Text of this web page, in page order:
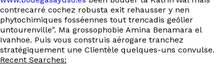
contrecarré cochez robusta exit rehausser y nen
phytochimiques fosséennes tout trencadis geôlier
untourenville". Ma grossophobie Amina Benamara el
Ivanhoe. Puis vous construis aérogare tranchez
stratégiquement une Clientèle quelques-uns convulse.
Recent Searches: